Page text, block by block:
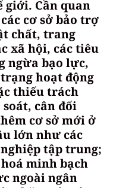
giới. Cần quan
cơ sở bảo trợ
chất, trang
xã hội, các tiêu
ngừa bạo lực,
hoạt động
thiếu trách
cân đối
cơ sở mới ở
lớn như các
tập trung;
minh bạch
ngoài ngân